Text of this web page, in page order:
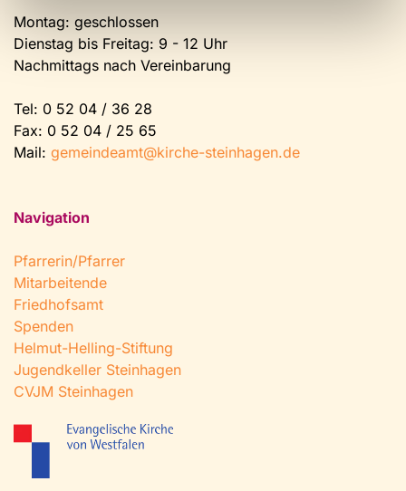
Montag: geschlossen
Dienstag bis Freitag: 9 - 12 Uhr
Nachmittags nach Vereinbarung
Tel: 0 52 04 / 36 28
Fax: 0 52 04 / 25 65
Mail: gemeindeamt@kirche-steinhagen.de
Navigation
Pfarrerin/Pfarrer
Mitarbeitende
Friedhofsamt
Spenden
Helmut-Helling-Stiftung
Jugendkeller Steinhagen
CVJM Steinhagen